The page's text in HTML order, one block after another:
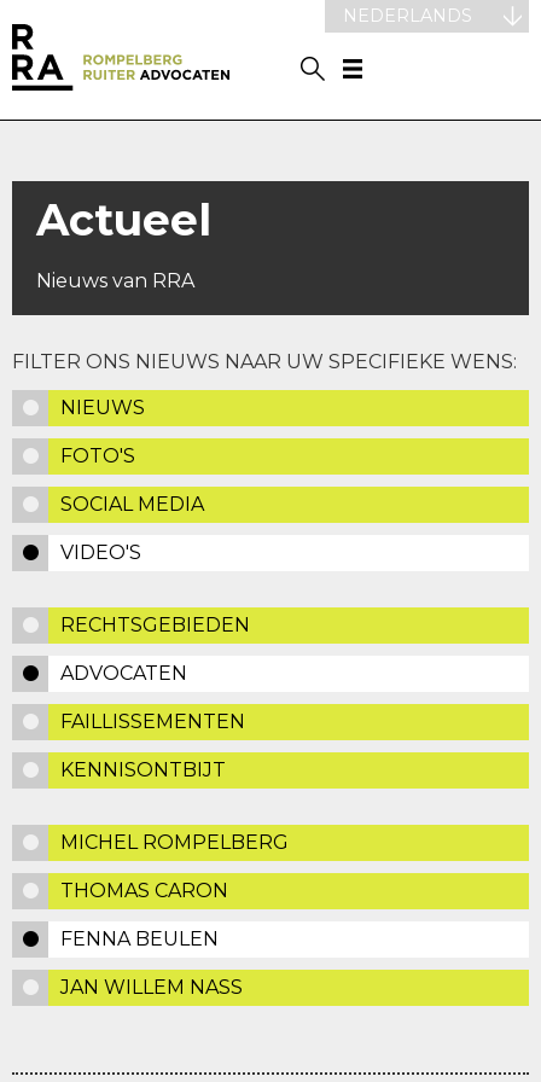
NEDERLANDS
Actueel
Nieuws van RRA
FILTER ONS NIEUWS NAAR UW SPECIFIEKE WENS:
NIEUWS
FOTO'S
SOCIAL MEDIA
VIDEO'S
RECHTSGEBIEDEN
ADVOCATEN
FAILLISSEMENTEN
KENNISONTBIJT
MICHEL ROMPELBERG
THOMAS CARON
FENNA BEULEN
JAN WILLEM NASS